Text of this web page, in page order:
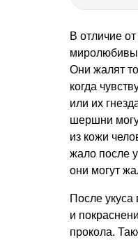
В отличие
миролюбивы
Они жалят
когда
или их
шершни
из кожи
жало после
они могут
После укуса
и
прокола.